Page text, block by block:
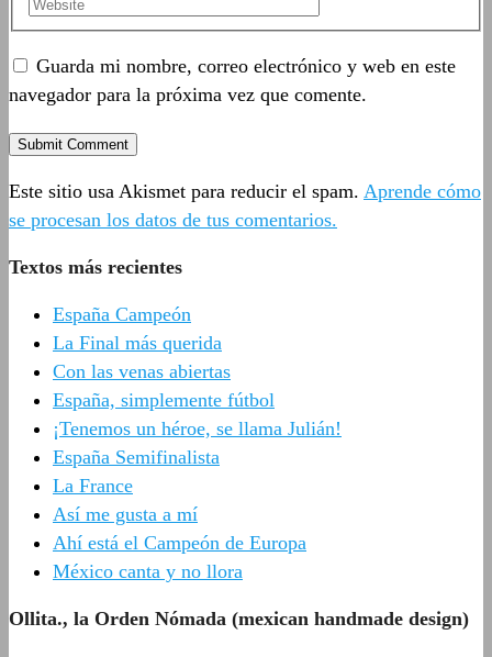
Guarda mi nombre, correo electrónico y web en este
navegador para la próxima vez que comente.
Este sitio usa Akismet para reducir el spam. Aprende cómo
se procesan los datos de tus comentarios.
Textos más recientes
España Campeón
La Final más querida
Con las venas abiertas
España, simplemente fútbol
¡Tenemos un héroe, se llama Julián!
España Semifinalista
La France
Así me gusta a mí
Ahí está el Campeón de Europa
México canta y no llora
Ollita., la Orden Nómada (mexican handmade design)